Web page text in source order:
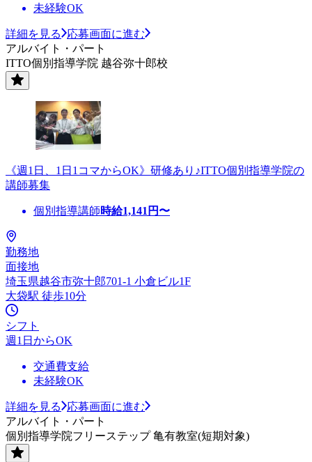
未経験OK
詳細を見る
応募画面に進む
アルバイト・パート
ITTO個別指導学院 越谷弥十郎校
《週1日、1日1コマからOK》研修あり♪ITTO個別指導学院の
講師募集
個別指導講師時給1,141 円〜
勤務地
面接地
埼玉県越谷市弥十郎701-1 小倉ビル1F
大袋駅 徒歩10分
シフト
週1日からOK
交通費支給
未経験OK
詳細を見る
応募画面に進む
アルバイト・パート
個別指導学院フリーステップ 亀有教室(短期対象)